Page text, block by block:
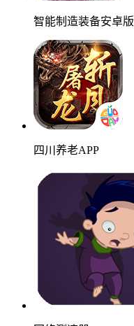
智能制造装备安卓版
四川养老APP